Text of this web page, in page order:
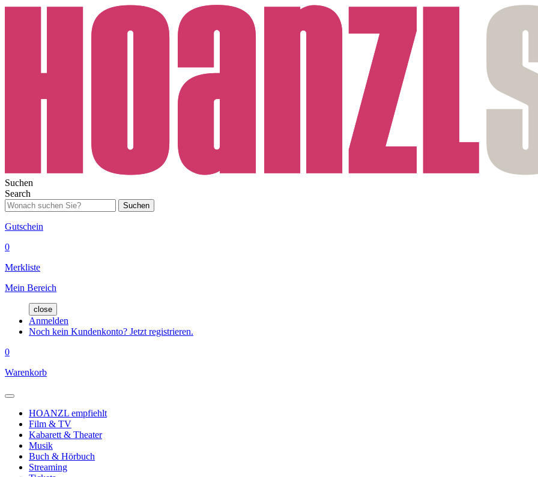
Suchen
Search
Suchen
Gutschein
0
Merkliste
Mein Bereich
close
Anmelden
Noch kein Kundenkonto? Jetzt registrieren.
0
Warenkorb
HOANZL empfiehlt
Film & TV
Kabarett & Theater
Musik
Buch & Hörbuch
Streaming